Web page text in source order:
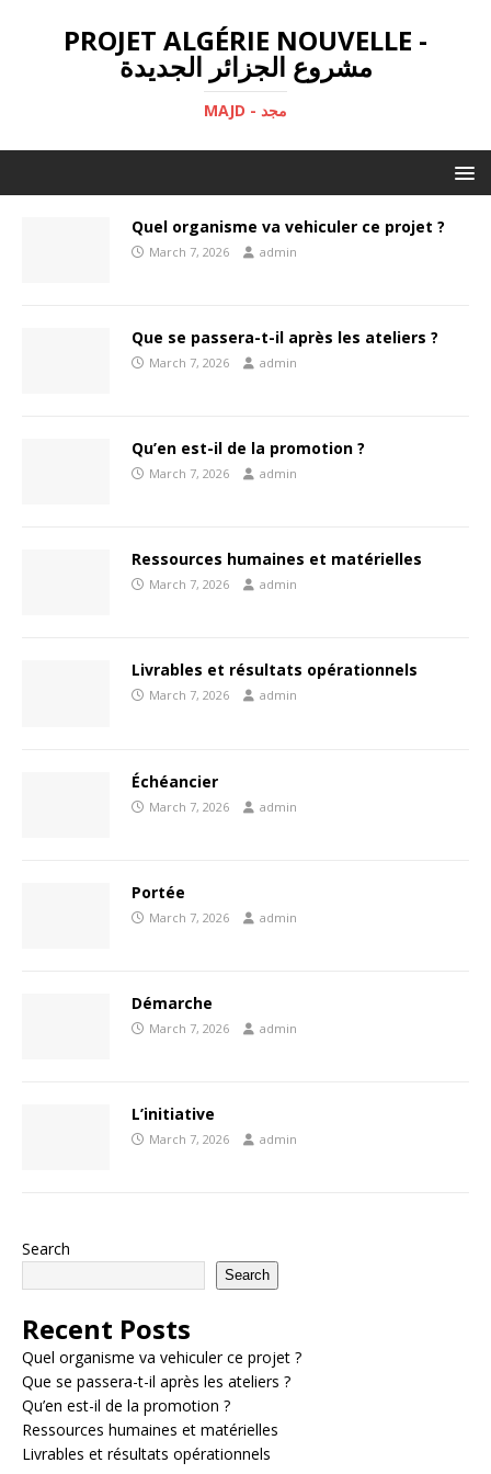
PROJET ALGÉRIE NOUVELLE -
مشروع الجزائر الجديدة
MAJD - مجد
Quel organisme va vehiculer ce projet ?
March 7, 2026 admin
Que se passera-t-il après les ateliers ?
March 7, 2026 admin
Qu’en est-il de la promotion ?
March 7, 2026 admin
Ressources humaines et matérielles
March 7, 2026 admin
Livrables et résultats opérationnels
March 7, 2026 admin
Échéancier
March 7, 2026 admin
Portée
March 7, 2026 admin
Démarche
March 7, 2026 admin
L’initiative
March 7, 2026 admin
Search
Search
Recent Posts
Quel organisme va vehiculer ce projet ?
Que se passera-t-il après les ateliers ?
Qu’en est-il de la promotion ?
Ressources humaines et matérielles
Livrables et résultats opérationnels